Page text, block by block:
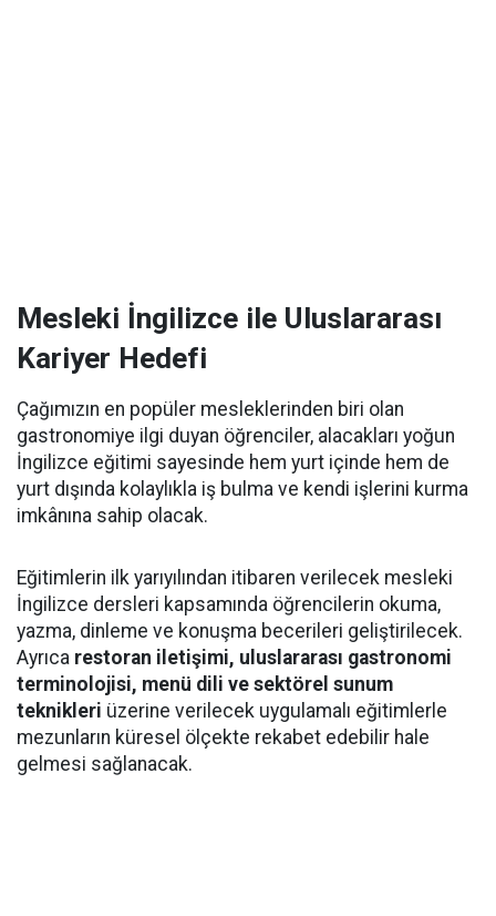
Mesleki İngilizce ile Uluslararası
Kariyer Hedefi
Çağımızın en popüler mesleklerinden biri olan
gastronomiye ilgi duyan öğrenciler, alacakları yoğun
İngilizce eğitimi sayesinde hem yurt içinde hem de
yurt dışında kolaylıkla iş bulma ve kendi işlerini kurma
imkânına sahip olacak.
Eğitimlerin ilk yarıyılından itibaren verilecek mesleki
İngilizce dersleri kapsamında öğrencilerin okuma,
yazma, dinleme ve konuşma becerileri geliştirilecek.
Ayrıca restoran iletişimi, uluslararası gastronomi
terminolojisi, menü dili ve sektörel sunum
teknikleri üzerine verilecek uygulamalı eğitimlerle
mezunların küresel ölçekte rekabet edebilir hale
gelmesi sağlanacak.